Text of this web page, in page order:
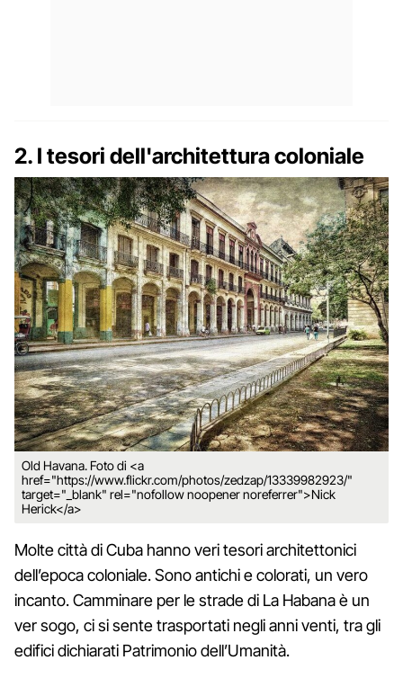
2. I tesori dell'architettura coloniale
Old Havana. Foto di <a
href="https://www.flickr.com/photos/zedzap/13339982923/"
target="_blank" rel="nofollow noopener noreferrer">Nick
Herick</a>
Molte città di Cuba hanno veri tesori architettonici
dell’epoca coloniale. Sono antichi e colorati, un vero
incanto. Camminare per le strade di La Habana è un
ver sogo, ci si sente trasportati negli anni venti, tra gli
edifici dichiarati Patrimonio dell’Umanità.